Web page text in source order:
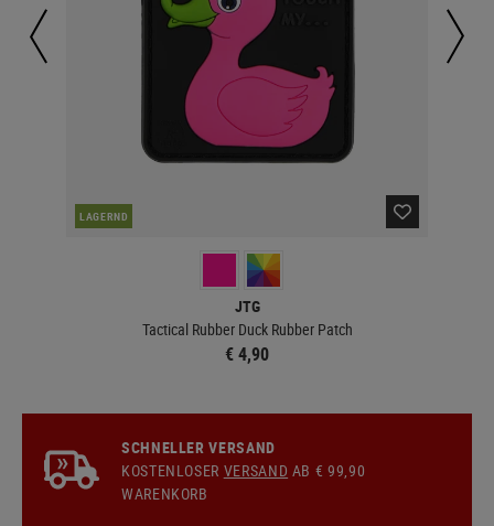
LAGERND
JTG
Tactical Rubber Duck Rubber Patch
€ 4,90
SCHNELLER VERSAND
KOSTENLOSER VERSAND AB € 99,90
WARENKORB